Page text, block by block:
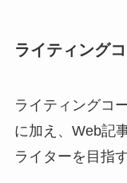
ライティング
ライティングコ
に加え、Web記
ライターを目指